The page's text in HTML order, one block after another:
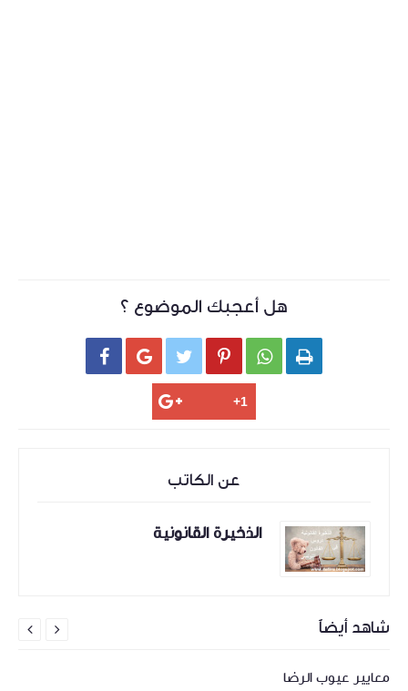
هل أعجبك الموضوع ؟
     
عن الكاتب
الذخيرة القانونية
شاهد أيضاً
معايير عيوب الرضا

